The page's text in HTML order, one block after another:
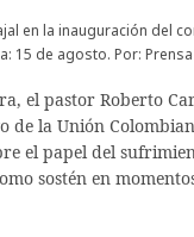
en la inauguración del
15 de agosto. Por: Prensa
el pastor Roberto
de la Unión
el papel del
sostén en